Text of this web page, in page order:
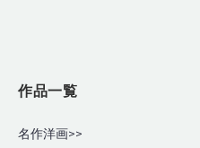
作品一覧
名作洋画>>